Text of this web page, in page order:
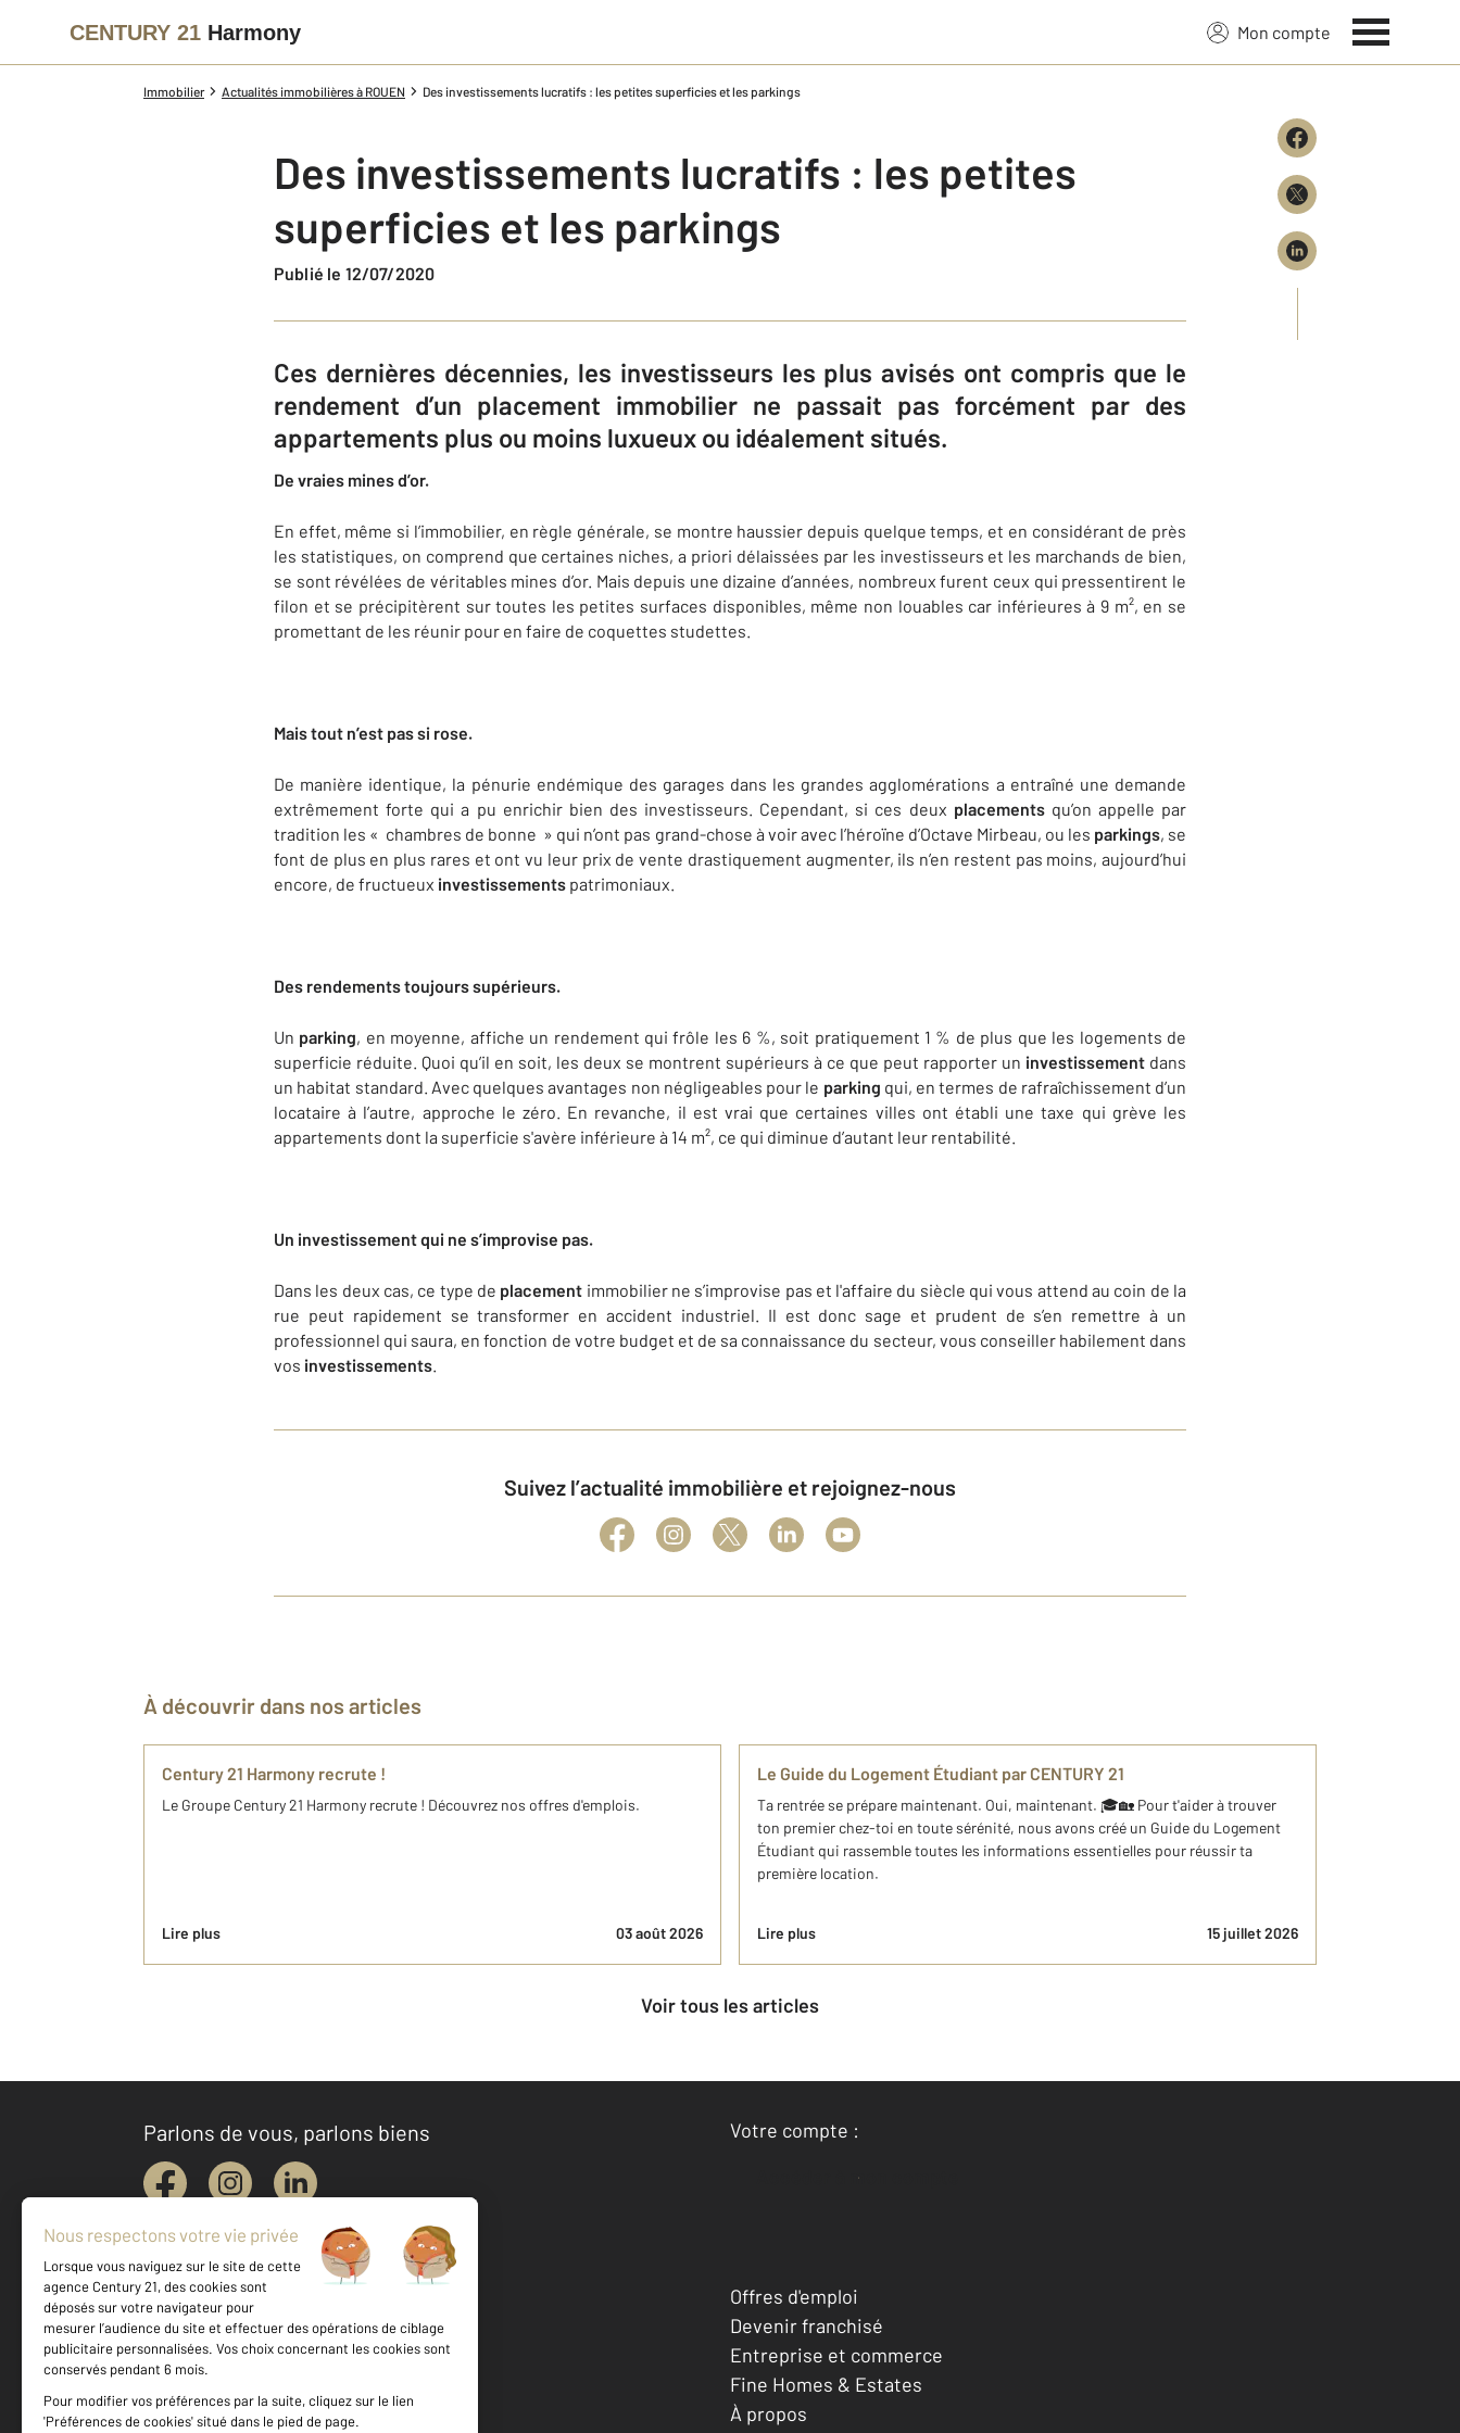
CENTURY 21 Harmony Mon compte
Immobilier Actualités immobilières à ROUEN Des investissements lucratifs : les petites superficies et les parkings
Des investissements lucratifs : les petites
superficies et les parkings
Publié le 12/07/2020
Ces dernières décennies, les investisseurs les plus avisés ont compris que le
rendement d’un placement immobilier ne passait pas forcément par des
appartements plus ou moins luxueux ou idéalement situés.
De vraies mines d’or.
En effet, même si l’immobilier, en règle générale, se montre haussier depuis quelque temps, et en considérant de près
les statistiques, on comprend que certaines niches, a priori délaissées par les investisseurs et les marchands de bien,
se sont révélées de véritables mines d’or. Mais depuis une dizaine d’années, nombreux furent ceux qui pressentirent le
filon et se précipitèrent sur toutes les petites surfaces disponibles, même non louables car inférieures à 9 m², en se
promettant de les réunir pour en faire de coquettes studettes.
Mais tout n’est pas si rose.
De manière identique, la pénurie endémique des garages dans les grandes agglomérations a entraîné une demande
extrêmement forte qui a pu enrichir bien des investisseurs. Cependant, si ces deux placementsqu’on appelle par
tradition les « chambres de bonne » qui n’ont pas grand-chose à voir avec l’héroïne d’Octave Mirbeau, ou les parkings, se
font de plus en plus rares et ont vu leur prix de vente drastiquement augmenter, ils n’en restent pas moins, aujourd’hui
encore, de fructueux investissements patrimoniaux.
Des rendements toujours supérieurs.
Un parking, en moyenne, affiche un rendement qui frôle les 6 %, soit pratiquement 1 % de plus que les logements de
superficie réduite. Quoi qu’il en soit, les deux se montrent supérieurs à ce que peut rapporter un investissement dans
un habitat standard. Avec quelques avantages non négligeables pour le parking qui, en termes de rafraîchissement d’un
locataire à l’autre, approche le zéro. En revanche, il est vrai que certaines villes ont établi une taxe qui grève les
appartements dont la superficie s'avère inférieure à 14 m², ce qui diminue d’autant leur rentabilité.
Un investissement qui ne s’improvise pas.
Dans les deux cas, ce type de placement immobilier ne s’improvise pas et l'affaire du siècle qui vous attend au coin de la
rue peut rapidement se transformer en accident industriel. Il est donc sage et prudent de s’en remettre à un
professionnel qui saura, en fonction de votre budget et de sa connaissance du secteur, vous conseiller habilement dans
vos investissements.
Suivez l’actualité immobilière et rejoignez-nous
À découvrir dans nos articles
Century 21 Harmony recrute !
Le Groupe Century 21 Harmony recrute ! Découvrez nos offres d'emplois.
Lire plus 03 août 2026
Le Guide du Logement Étudiant par CENTURY 21
Ta rentrée se prépare maintenant. Oui, maintenant. 🎓🏡 Pour t'aider à trouver
ton premier chez-toi en toute sérénité, nous avons créé un Guide du Logement
Étudiant qui rassemble toutes les informations essentielles pour réussir ta
première location.
Lire plus 15 juillet 2026
Voir tous les articles
Parlons de vous, parlons biens
Votre compte :
Accéder à mon compte
Votre agence est notée
Achat
Location
Offres d'emploi
Devenir franchisé
Entreprise et commerce
Fine Homes & Estates
À propos